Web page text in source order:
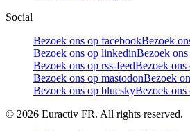
Social
Bezoek ons op facebookBezoek
Bezoek ons op linkedinBezoek
Bezoek ons op rss-feedBezoek ons
Bezoek ons op mastodonBezoek
Bezoek ons op blueskyBezoek ons
© 2026 Euractiv FR. All rights reserved.